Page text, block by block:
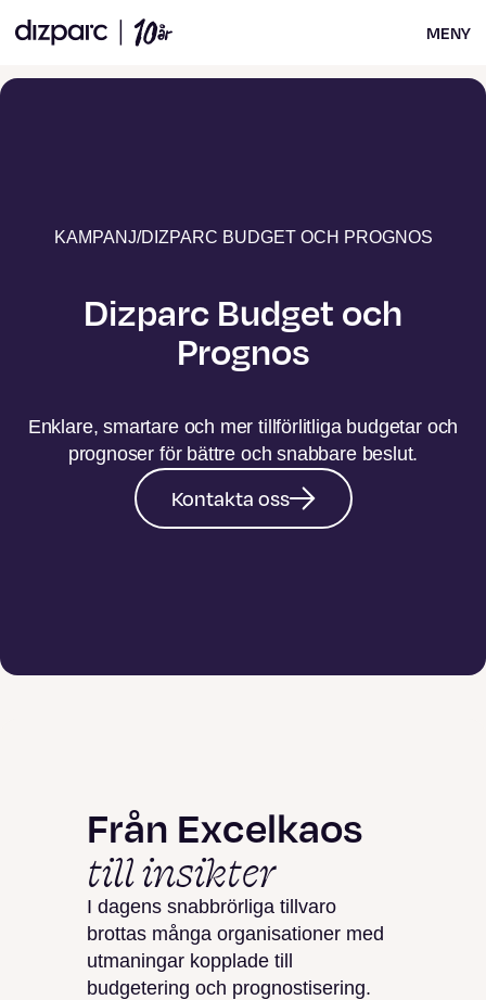
MENY
KAMPANJ/DIZPARC BUDGET OCH PROGNOS
Dizparc Budget och
Prognos
Enklare, smartare och mer tillförlitliga budgetar och
prognoser för bättre och snabbare beslut.
Kontakta oss
Från Excelkaos
till insikter
I dagens snabbrörliga tillvaro
brottas många organisationer med
utmaningar kopplade till
budgetering och prognostisering.